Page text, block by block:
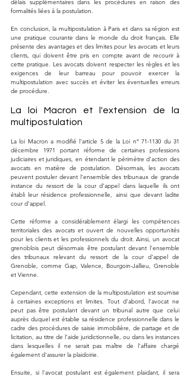
délais supplémentaires dans les procédures en raison des
formalités liées à la postulation.
En conclusion, la multipostulation à Paris et dans sa région est
une pratique courante dans le monde du droit français. Elle
présente des avantages et des limites pour les avocats et leurs
clients, qui doivent être pris en compte avant de recourir à
cette pratique. Les avocats doivent respecter les règles et les
exigences de leur barreau pour pouvoir exercer la
multipostulation avec succès et éviter les éventuelles erreurs
de procédure.
La loi Macron et l'extension de la
multipostulation
La loi Macron a modifié l'article 5 de la Loi n° 71-1130 du 31
décembre 1971 portant réforme de certaines professions
judiciaires et juridiques, en étendant le périmètre d'action des
avocats en matière de postulation. Désormais, les avocats
peuvent postuler devant l'ensemble des tribunaux de grande
instance du ressort de la cour d'appel dans laquelle ils ont
établi leur résidence professionnelle, ainsi que devant ladite
cour d'appel.
Cette réforme a considérablement élargi les compétences
territoriales des avocats et ouvert de nouvelles opportunités
pour les clients et les professionnels du droit. Ainsi, un avocat
grenoblois peut désormais être postulant devant l'ensemble
des tribunaux relevant du ressort de la cour d'appel de
Grenoble, comme Gap, Valence, Bourgoin-Jallieu, Grenoble
et Vienne.
Cependant, cette extension de la multipostulation est soumise
à certaines exceptions et limites. Tout d'abord, l'avocat ne
peut pas être postulant devant un tribunal autre que celui
auprès duquel est établie sa résidence professionnelle dans le
cadre des procédures de saisie immobilière, de partage et de
licitation, au titre de l'aide juridictionnelle, ou dans les instances
dans lesquelles il ne serait pas maître de l'affaire chargé
également d'assurer la plaidoirie.
Ensuite, si l'avocat postulant est également plaidant, il sera